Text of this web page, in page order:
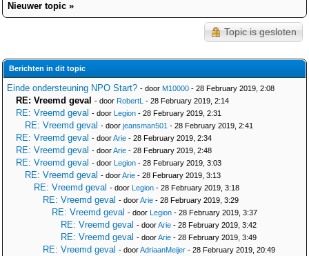
Nieuwer topic »
Topic is gesloten
Berichten in dit topic
Einde ondersteuning NPO Start? - door M10000 - 28 February 2019, 2:08
RE: Vreemd geval - door RobertL - 28 February 2019, 2:14
RE: Vreemd geval - door Legion - 28 February 2019, 2:31
RE: Vreemd geval - door jeansman501 - 28 February 2019, 2:41
RE: Vreemd geval - doorArie - 28 February 2019, 2:34
RE: Vreemd geval - doorArie - 28 February 2019, 2:48
RE: Vreemd geval - door Legion - 28 February 2019, 3:03
RE: Vreemd geval - doorArie - 28 February 2019, 3:13
RE: Vreemd geval - door Legion - 28 February 2019, 3:18
RE: Vreemd geval - doorArie - 28 February 2019, 3:29
RE: Vreemd geval - door Legion - 28 February 2019, 3:37
RE: Vreemd geval - doorArie - 28 February 2019, 3:42
RE: Vreemd geval - doorArie - 28 February 2019, 3:49
RE: Vreemd geval - doorAdriaanMeijer - 28 February 2019, 20:49